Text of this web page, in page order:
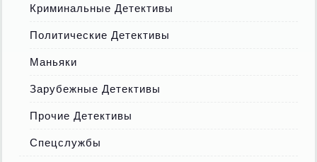
Криминальные Детективы
Политические Детективы
Маньяки
Зарубежные Детективы
Прочие Детективы
Спецслужбы